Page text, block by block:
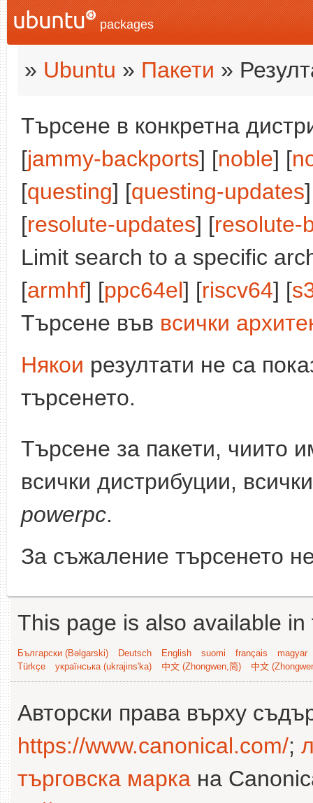
packages
» Ubuntu » Пакети »
Търсене в конкретна
[jammy-backports] [noble] [
[questing] [questing-updates
[resolute-updates] [resolute-
Limit search to a specific
[armhf] [ppc64el] [riscv64] [
Търсене във всички
Някои резултати не са
търсенето.
Търсене за пакети, чиито
всички дистрибуции,
powerpc.
За съжаление търсенето
This page is also available
Български (Bəlgarski) Deutsch English suomi français
magyar
Türkçe
українська (ukrajins'ka) 中文 (Zhongwen,简) 中文
Авторски права върху
https://www.canonical.com/;
търговска марка на